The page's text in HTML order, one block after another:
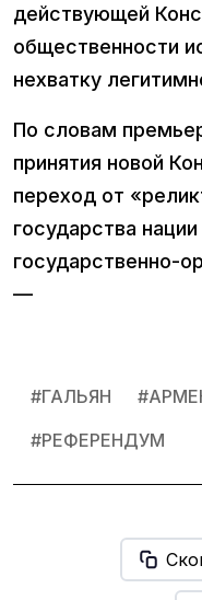
действующей
общественности
нехватку
По словам
принятия новой
переход от
государства
государственно-
—
#ГАЛЬЯН #
#РЕФЕРЕНДУМ